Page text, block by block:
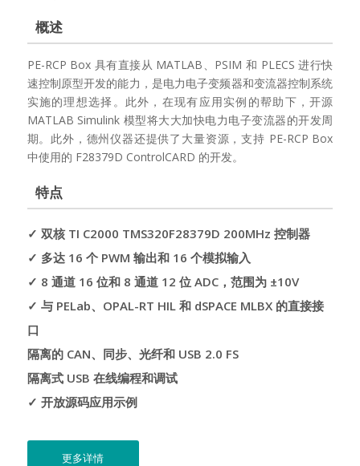
概述
PE-RCP Box 具有直接从 MATLAB、PSIM 和 PLECS 进行快
速控制原型开发的能力，是电力电子变频器和变流器控制系统
实施的理想选择。此外，在现有应用实例的帮助下，开源
MATLAB Simulink 模型将大大加快电力电子变流器的开发周
期。此外，德州仪器还提供了大量资源，支持 PE-RCP Box
中使用的 F28379D ControlCARD 的开发。
特点
✓ 双核 TI C2000 TMS320F28379D 200MHz 控制器
✓ 多达 16 个 PWM 输出和 16 个模拟输入
✓ 8 通道 16 位和 8 通道 12 位 ADC，范围为 ±10V
✓ 与 PELab、OPAL-RT HIL 和 dSPACE MLBX 的直接接
口
隔离的 CAN、同步、光纤和 USB 2.0 FS
隔离式 USB 在线编程和调试
✓ 开放源码应用示例
更多详情